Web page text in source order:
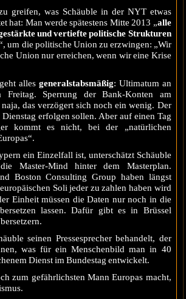
greifen, was Schäuble in der NYT etwas
hat: Man werde spätestens Mitte 2013 „alle
und vertiefte politische Strukturen
um die politische Union zu erzwingen: „Wir
Union nur erreichen, wenn wir eine Krise
alles generalstabsmäßig: Ultimatum an
Freitag. Sperrung der Bank-Konten am
das verzögert sich noch ein wenig. Der
erfolgen sollen. Aber auf einen Tag
kommt es nicht, bei der „natürlichen
ein Einzelfall ist, unterschätzt Schäuble
Master-Mind hinter dem Masterplan.
Boston Consulting Group haben längst
Soli jeder zu zahlen haben wird
Einheit müssen die Daten nur noch in die
lassen. Dafür gibt es in Brüssel
seinen Pressesprecher behandelt, der
was für ein Menschenbild man in 40
Dienst im Bundestag entwickelt.
zum gefährlichsten Mann Europas macht,